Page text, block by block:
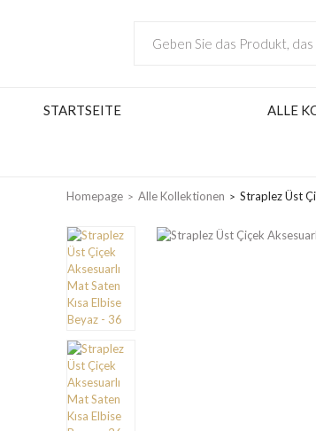
STARTSEITE ALLE
Homepage Alle Kollektionen Straplez Üst